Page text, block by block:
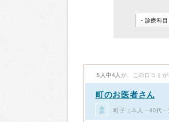
5人中4人 が、この口コミ
町のお医者さん
町子（本人・40代・